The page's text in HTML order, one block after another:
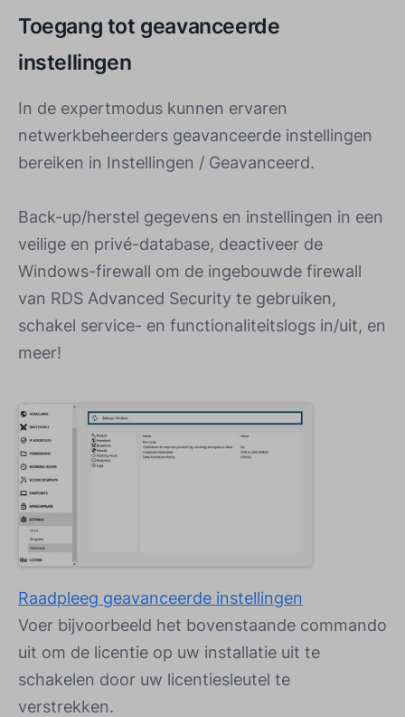
Toegang tot geavanceerde
instellingen
In de expertmodus kunnen ervaren
netwerkbeheerders geavanceerde instellingen
bereiken in Instellingen / Geavanceerd.
Back-up/herstel gegevens en instellingen in een
veilige en privé-database, deactiveer de
Windows-firewall om de ingebouwde firewall
van RDS Advanced Security te gebruiken,
schakel service- en functionaliteitslogs in/uit, en
meer!
Raadpleeg geavanceerde instellingen
Voer bijvoorbeeld het bovenstaande commando
uit om de licentie op uw installatie uit te
schakelen door uw licentiesleutel te
verstrekken.